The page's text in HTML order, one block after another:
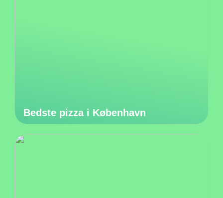
Bedste pizza i København